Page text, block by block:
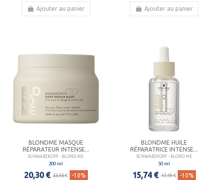
Ajouter au panier Ajouter au panier
BLONDME MASQUE
RÉPARATEUR INTENSE...
SCHWARZKOPF - BLOND ME
200 ml
20,30 € 22,55 € -10%
BLONDME HUILE
RÉPARATRICE INTENSE...
SCHWARZKOPF - BLOND ME
50 ml
15,74 € 17,49 € -10%